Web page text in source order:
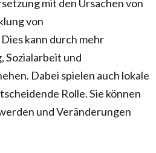
mit den Ursachen von
von
kann durch mehr
Sozialarbeit und
Dabei spielen auch lokale
Rolle. Sie können
und Veränderungen